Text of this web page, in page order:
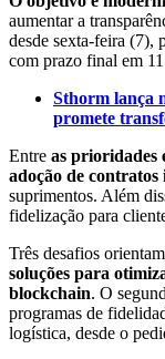
aumentar a
desde sexta-feira (7),
com prazo final em
Sthorm lança
promete
Entre as prioridades
adoção de
suprimentos. Além
fidelização para
Três desafios
soluções para
blockchain. O
programas de
logística, desde o